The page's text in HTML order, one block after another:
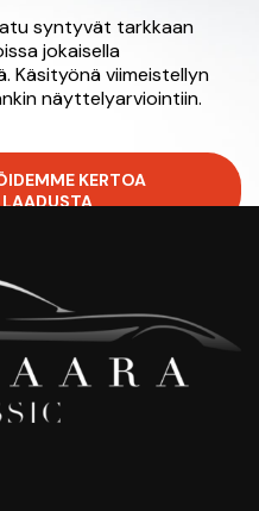
syntyvät tarkkaan
jokaisella
Käsityönä viimeistellyn
näyttelyarviointiin.
KERTOA